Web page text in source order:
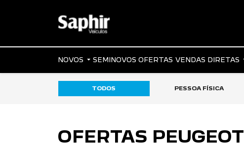
NOVOS SEMINOVOS OFERTAS VENDAS DIRETAS
TODOS PESSOA FÍSICA
OFERTAS PEUGEOT